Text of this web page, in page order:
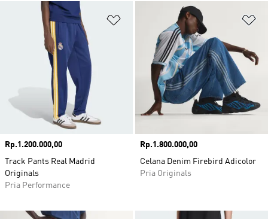
Tambahkan ke Wishlist
Harga
Rp.1.200.000,00
Track Pants Real Madrid
Originals
Pria Performance
Harga
Rp.1.800.000,00
Celana Denim Firebird Adicolor
Pria Originals